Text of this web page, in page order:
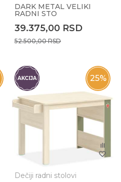
DARK METAL VELIKI
RADNI STO
39.375,00 RSD
52.500,00RSD
25%
Dečiji radni stolovi